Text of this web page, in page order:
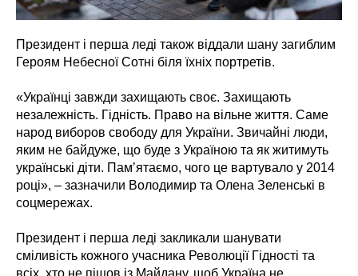
Президент і перша леді також віддали шану загиблим
Героям Небесної Сотні біля їхніх портретів.
«Українці завжди захищають своє. Захищають
незалежність. Гідність. Право на вільне життя. Саме
народ виборов свободу для України. Звичайні люди,
яким не байдуже, що буде з Україною та як житимуть
українські діти. Памʼятаємо, чого це вартувало у 2014
році», – зазначили Володимир та Олена Зеленські в
соцмережах.
Президент і перша леді закликали шанувати
сміливість кожного учасника Революції Гідності та